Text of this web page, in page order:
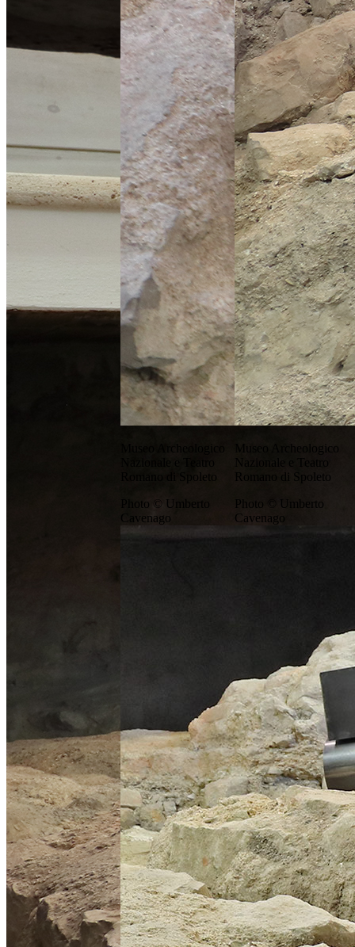
Museo Archeologico
Romano di Spoleto
Photo © Umberto
Cavenago
Museo Archeologico
Nazionale e Teatro
Romano di Spoleto
Photo © Umberto
Cavenago